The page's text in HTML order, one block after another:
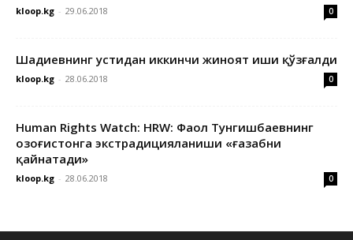
kloop.kg - 29.06.2018 0
Шадиевнинг устидан иккинчи жиноят иши қўзғалди
kloop.kg - 28.06.2018 0
Human Rights Watch: HRW: Фаол Тунгишбаевнинг
Қозоғистонга экстрадицияланиши «ғазабни
қайнатади»
kloop.kg - 28.06.2018 0